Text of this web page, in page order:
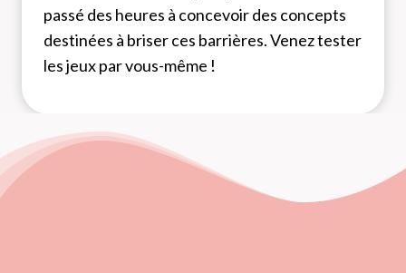
passé des heures à concevoir des concepts
destinées à briser ces barrières. Venez tester
les jeux par vous-même !